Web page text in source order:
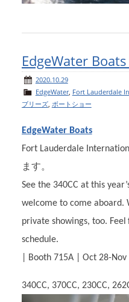
EdgeWater Boats
2020.10.29
EdgeWater, Fort Lauderdale
ブリーズ, ボートショー
EdgeWater Boats
Fort Lauderdale
ます。
See the 340CC at this
welcome to come aboard.
private showings, too.
schedule.
| Booth 715A | Oct 28-
340CC, 370CC, 230CC,